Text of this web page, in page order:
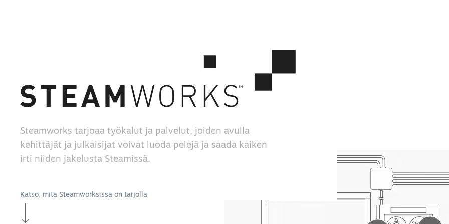
Steamworks tarjoaa työkalut ja palvelut, joiden avulla
kehittäjät ja julkaisijat voivat luoda pelejä ja saada kaiken
irti niiden jakelusta Steamissä.
Katso, mitä Steamworksissä on tarjolla